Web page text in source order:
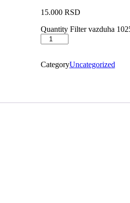
15.000 RSD
Quantity Filter vazduha
CategoryUncategorized